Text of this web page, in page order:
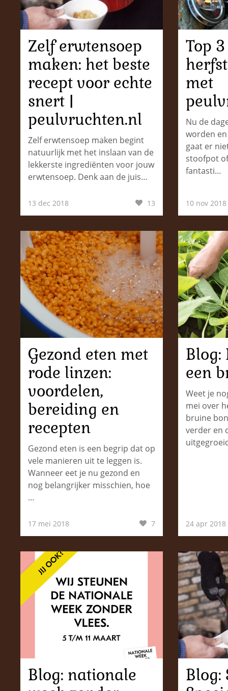
Zelf erwtensoep
maken: het beste
recept voor echte
snert |
peulvruchten.nl
Zelf erwtensoep maken begint
natuurlijk met het inslaan van de
lekkerste ingrediënten voor jouw
erwtensoep. Denk aan de juis…
13 dec 2018 13
Top 3
met
Nu de
worden
gaat er
stoofpot
fantasti…
10 nov 2018
Gezond eten met
rode linzen:
voordelen,
bereiding en
recepten
Gezond eten is een begrip dat op
vele manieren uit te leggen is.
Wanneer eet je nu gezond en
nog belangrijker misschien, hoe
…
17 mei 2018 7
Blog:
een
Weet je
mei over
bruine
verder en
24 apr 2018
Blog: nationale
Blog: